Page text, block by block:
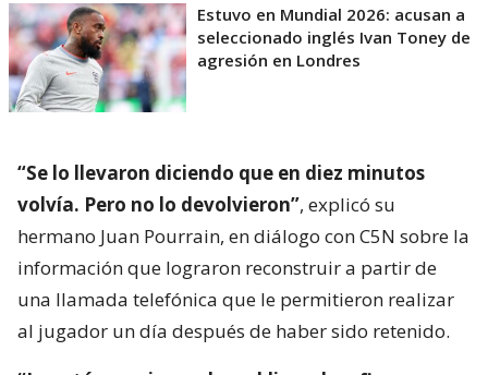
Estuvo en Mundial 2026: acusan a
seleccionado inglés Ivan Toney de
agresión en Londres
“Se lo llevaron diciendo que en diez minutos
volvía. Pero no lo devolvieron”, explicó su
hermano Juan Pourrain, en diálogo con C5N sobre la
información que lograron reconstruir a partir de
una llamada telefónica que le permitieron realizar
al jugador un día después de haber sido retenido.